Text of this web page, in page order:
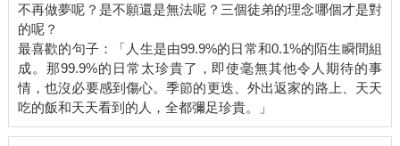
不再做夢呢？是不願還是無法呢？三個徒弟的理念哪個才是對
的呢？
最喜歡的句子：「人生是由99.9%的日常和0.1%的陌生瞬間組
成。那99.9%的日常太珍貴了，即使毫無其他令人期待的事
情，也沒必要感到傷心。季節的更迭、外出返家的路上、天天